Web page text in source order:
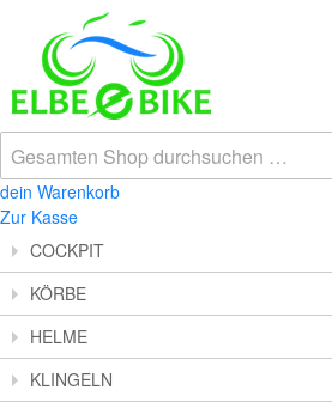
dein Warenkorb
Zur Kasse
COCKPIT
KÖRBE
HELME
KLINGELN